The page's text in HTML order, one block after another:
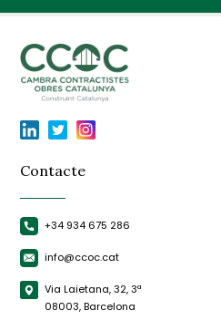
Contacte
+34 934 675 286
info@ccoc.cat
Via Laietana, 32, 3ª
08003, Barcelona